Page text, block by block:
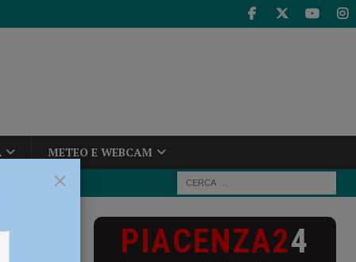
METEO E WEBCAM
scalda i
PIACENZA24
×